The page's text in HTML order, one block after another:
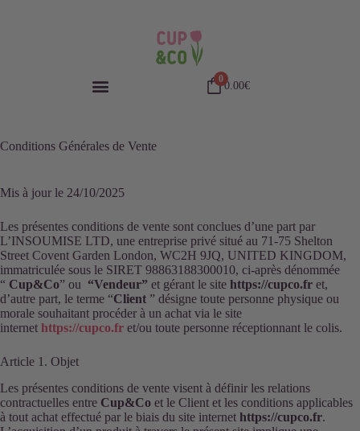
0
0.00€
Conditions Générales de Vente
Mis à jour le 24/10/2025
Les présentes conditions de vente sont conclues d’une part par
L’INSOUMISE LTD, une entreprise privé situé au 71-75 Shelton
Street Covent Garden London, WC2H 9JQ, UNITED KINGDOM,
immatriculée sous le SIRET 98863188300010, ci-après dénommée
“ Cup&Co” ou “Vendeur” et gérant le site https://cupco.fr et,
d’autre part, le terme “Client ” désigne toute personne physique ou
morale souhaitant procéder à un achat via le site
internet https://cupco.fr et/ou toute personne réceptionnant le colis.
Article 1. Objet
Les présentes conditions de vente visent à définir les relations
contractuelles entre Cup&Co et le Client et les conditions applicables
à tout achat effectué par le biais du site internet https://cupco.fr.